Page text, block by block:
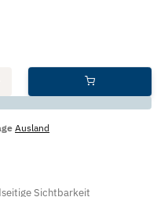
Ausland
Sichtbarkeit